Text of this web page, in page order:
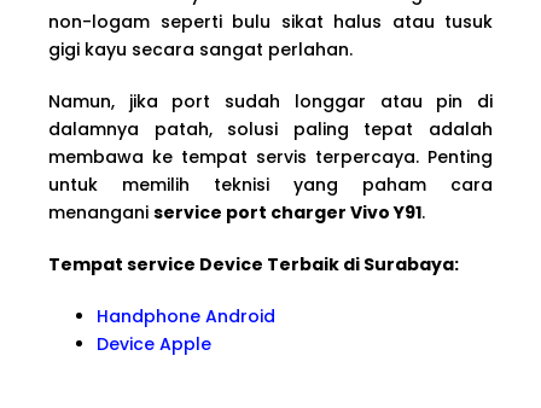
non-logam seperti bulu sikat halus atau tusuk
gigi kayu secara sangat perlahan.
Namun, jika port sudah longgar atau pin di
dalamnya patah, solusi paling tepat adalah
membawa ke tempat servis terpercaya. Penting
untuk memilih teknisi yang paham cara
menangani service port charger Vivo Y91.
Tempat service Device Terbaik di Surabaya:
Handphone Android
Device Apple